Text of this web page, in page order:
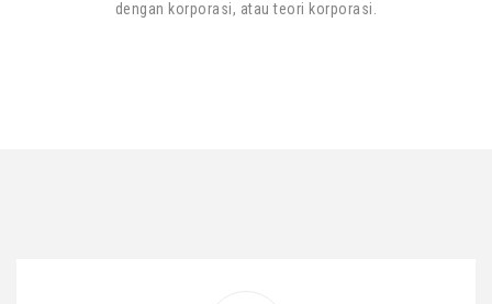
dengan korporasi, atau teori korporasi.